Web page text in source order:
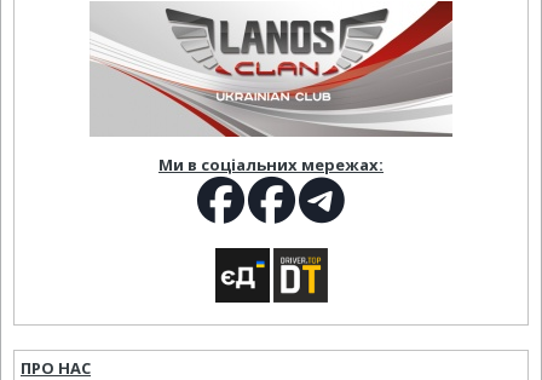
Ми в соціальних мережах:
ПРО НАС